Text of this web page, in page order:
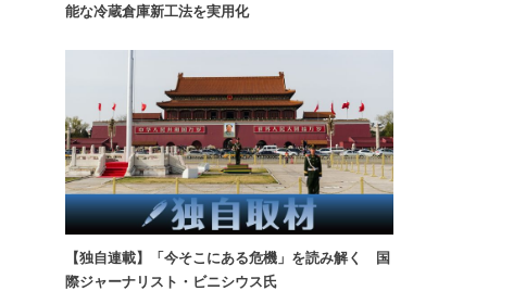
能な冷蔵倉庫新工法を実用化
【独自連載】「今そこにある危機」を読み解く 国
際ジャーナリスト・ビニシウス氏